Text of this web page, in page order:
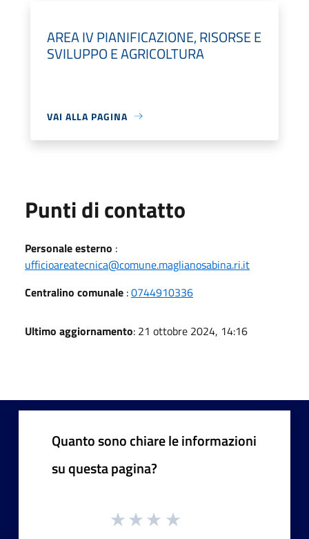
AREA IV PIANIFICAZIONE, RISORSE E
SVILUPPO E AGRICOLTURA
VAI ALLA PAGINA
Punti di contatto
Personale esterno :
ufficioareatecnica@comune.maglianosabina.ri.it
Centralino comunale :0744910336
Ultimo aggiornamento: 21 ottobre 2024, 14:16
Quanto sono chiare le informazioni
su questa pagina?